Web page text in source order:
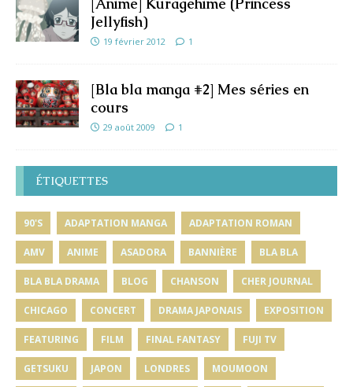
Jellyfish)
19 février 2012 1
[Bla bla manga #2] Mes séries en
cours
29 août 2009 1
ÉTIQUETTES
90'S ADAPTATION MANGA ADAPTATION ROMAN
AMV ANIME ASADORA BANNIÈRE BLA BLA
BLA BLA DRAMA BLOG CHANSON CHER JOURNAL
CHICAGO CONCERT DRAMA JAPONAIS EXPOSITION
FEATURING FILM FINAL FANTASY FUJI TV
GETSUKU JAPON LONDRES MOUMOON